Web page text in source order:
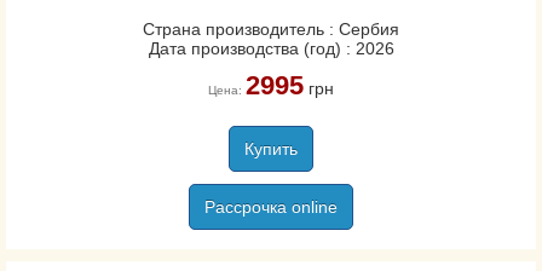
Страна производитель : Сербия
Дата производства (год) : 2026
Цена: 2995грн
Купить
Рассрочка online